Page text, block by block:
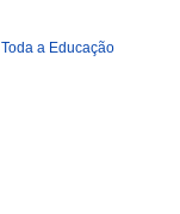
Toda a Educação